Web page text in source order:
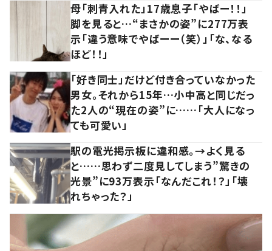
母「刺青入れた」17歳息子「やばー！！」
脚を見ると…“まさかの姿”に277万表
示「違う意味でやばーー（笑）」「な、なる
ほど！！」
「好き同士」だけど付き合っていなかった
男女。それから15年…小中高と同じだっ
た2人の“現在の姿”に……「大人になっ
ても可愛い」
駅の電光掲示板に違和感。→よく見る
と……思わず二度見してしまう”驚きの
光景”に93万表示「なんだこれ！？」「壊
れちゃった？」